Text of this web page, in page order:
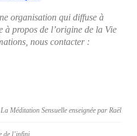
organisation qui diffuse à
à propos de l’origine de la Vie
nous contacter :
La Méditation Sensuelle enseignée par Raël
de l’infini